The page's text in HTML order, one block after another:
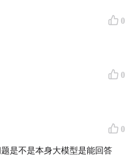
习生撬动全公司 AI 工作
客户端走向后端 long-
还是时代信号
0
0
0
是不是本身大模型是能回答